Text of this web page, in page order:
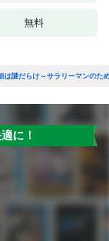
無料
は謎だらけ～サラリーマンのた
に！